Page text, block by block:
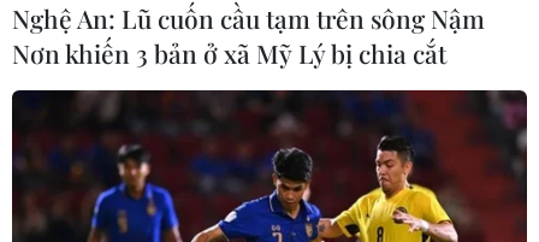
Nghệ An: Lũ cuốn cầu tạm trên sông Nậm
Nơn khiến 3 bản ở xã Mỹ Lý bị chia cắt